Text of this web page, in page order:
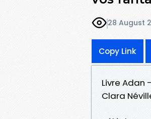
28 August
Copy Link
Livre Adan
Clara